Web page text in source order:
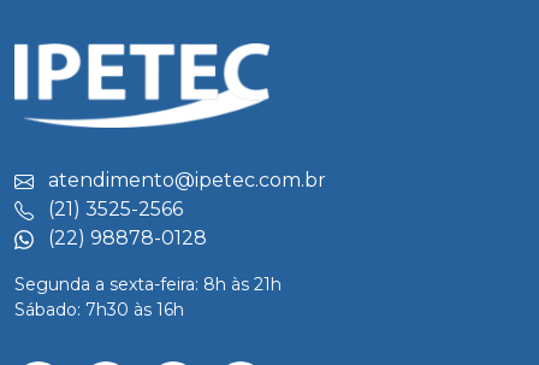
atendimento@ipetec.com.br
(21) 3525-2566
(22) 98878-0128
Segunda a sexta-feira: 8h às 21h
Sábado: 7h30 às 16h